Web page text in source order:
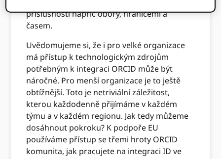
příslušností napříč obory, hranicemi a
časem.
Uvědomujeme si, že i pro velké organizace
má přístup k technologickým zdrojům
potřebným k integraci ORCID může být
náročné. Pro menší organizace je to ještě
obtížnější. Toto je netriviální záležitost,
kterou každodenně přijímáme v každém
týmu a v každém regionu. Jak tedy můžeme
dosáhnout pokroku? K podpoře EU
používáme přístup se třemi hroty ORCID
komunita, jak pracujete na integraci ID ve